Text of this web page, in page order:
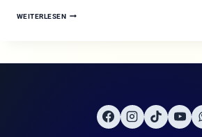
WEITERLESENWIR